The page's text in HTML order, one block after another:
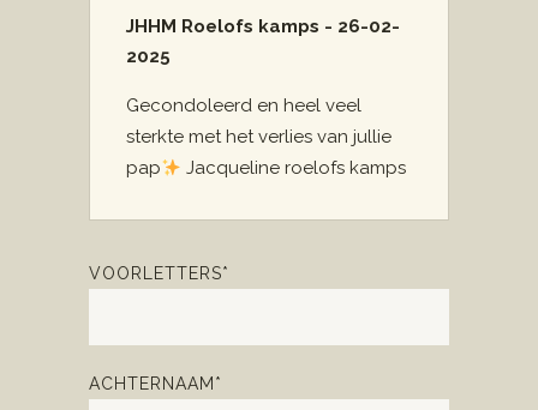
JHHM Roelofs kamps - 26-02-
2025
Gecondoleerd en heel veel
sterkte met het verlies van jullie
pap
Jacqueline roelofs kamps
VOORLETTERS*
ACHTERNAAM*